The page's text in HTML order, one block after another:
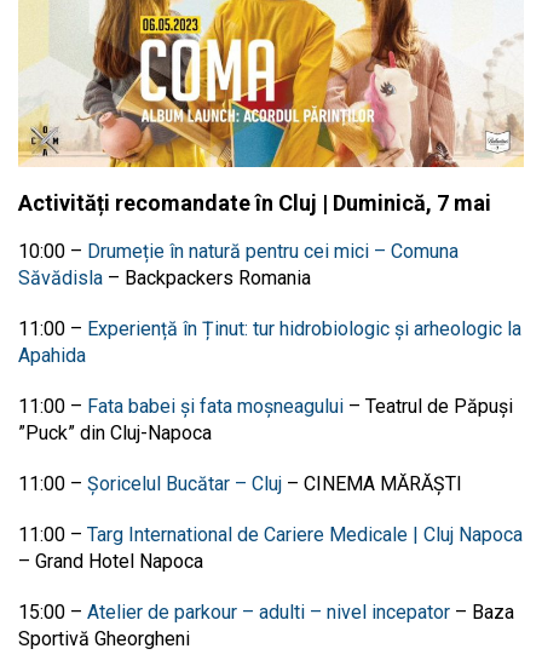
Activități recomandate în Cluj | Duminică, 7 mai
10:00 – Drumeție în natură pentru cei mici – Comuna
Săvădisla – Backpackers Romania
11:00 – Experiență în Ținut: tur hidrobiologic și arheologic la
Apahida
11:00 – Fata babei și fata moșneagului – Teatrul de Păpuși
”Puck” din Cluj-Napoca
11:00 – Șoricelul Bucătar – Cluj – CINEMA MĂRĂŞTI
11:00 – Targ International de Cariere Medicale | Cluj Napoca
– Grand Hotel Napoca
15:00 – Atelier de parkour – adulti – nivel incepator – Baza
Sportivă Gheorgheni